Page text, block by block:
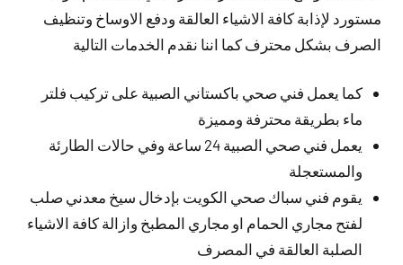
مستورد لإذابة كافة الاشياء العالقة ودفع الاوساخ وتنظيف
الصرف بشكل محترف كما اننا نقدم الخدمات التالية
كما يعمل فني صحي باكستاني الصبية على تركيب فلتر
ماء بطريقة محترفة ومميزة
يعمل فني صحي الصبية 24 ساعة وفي حالات الطارئة
والمستعجلة
يقوم فني سباك صحي الكويت بإدخال سيخ معدني صلب
لفتح مجاري الحمام او مجاري المطبخ وازالة كافة الاشياء
الصلبة العالقة في المصرف